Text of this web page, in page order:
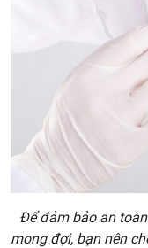
Để đảm bảo an
mong đợi, bạn nên